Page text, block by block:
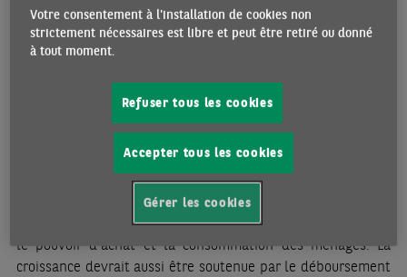
stable au T4, et la croissance annuelle s’est établie à 0,5%
en 2023. Les effets négatifs du resserrement monétaire
devraient encore peser sur l’activité économique cet hiver.
trimestre 2024, avant une reprise plus franche à partir du
printemps. Celle-ci serait soutenue par une première baisse
des taux directeurs par la BCE, que nous attendons pour
juin. Cette détente monétaire accompagnerait le reflux de
l’inflation qui devrait être proche de la cible de 2% dans le
courant du deuxième trimestre. Ce reflux de l’inflation,
combiné avec le dynamisme des salaires, viendrait soutenir
le pouvoir d’achat et la consommation des ménages. La
croissance devrait aussi être soutenue par le déboursement
Votre consentement à l'installation de cookies non
strictement nécessaires est libre et peut être retiré ou donné
à tout moment.
Refuser tous les cookies
Accepter tous les cookies
Gérer les cookies